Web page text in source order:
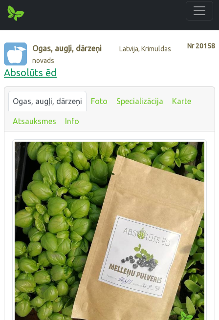
Nr20158
Ogas, augļi, dārzeņi
Latvija, Krimuldas
novads
Absolūts ēd
Ogas, augļi, dārzeņi Foto Specializācija Karte
Atsauksmes Info